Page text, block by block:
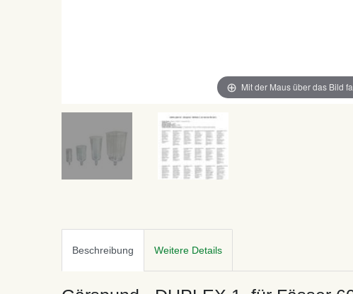
Mit der Maus über das Bild
Beschreibung Weitere Details